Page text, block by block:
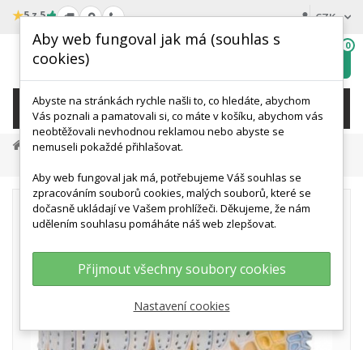
★5 z 5 CZK
wishlist
0
KATEGORIE
Přírodní Vědy A Výuka
Aby web fungoval jak má (souhlas s
cookies)
Abyste na stránkách rychle našli to, co hledáte, abychom
Vás poznali a pamatovali si, co máte v košíku, abychom vás
neobtěžovali nevhodnou reklamou nebo abyste se
nemuseli pokaždé přihlašovat.
Aby web fungoval jak má, potřebujeme Váš souhlas se
zpracováním souborů cookies, malých souborů, které se
dočasně ukládají ve Vašem prohlížeči. Děkujeme, že nám
udělením souhlasu pomáháte náš web zlepšovat.
Přijmout všechny soubory cookies
Nastavení cookies